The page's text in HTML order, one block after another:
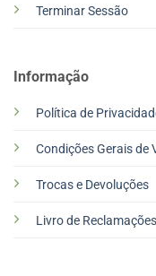
Terminar Sessão
Informação
Política de
Condições Gerais de
Trocas e Devoluções
Livro de Reclamações